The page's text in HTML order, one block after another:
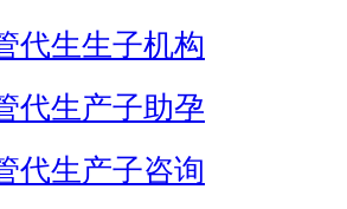
代生生子机构
代生产子助孕
代生产子咨询